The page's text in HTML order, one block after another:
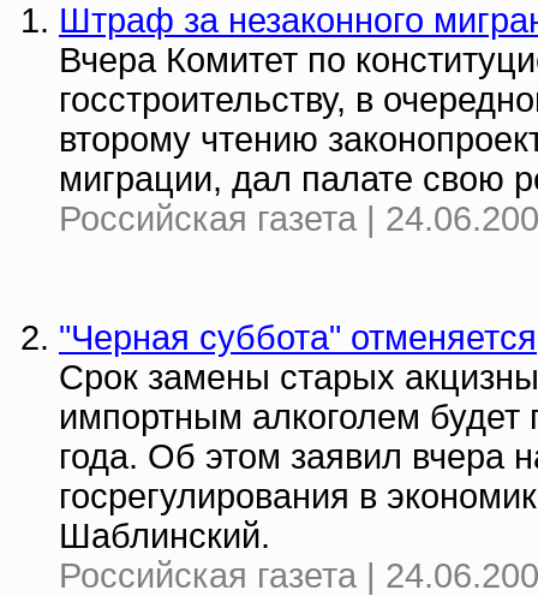
Штраф за незаконного
Вчера Комитет по
госстроительству, в
второму чтению
миграции, дал палате свою
Российская газета |
"Черная суббота" отменяется
Срок замены старых
импортным алкоголем
года. Об этом заявил вчера
госрегулирования в
Шаблинский.
Российская газета |